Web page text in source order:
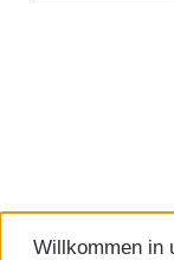
Willkommen in